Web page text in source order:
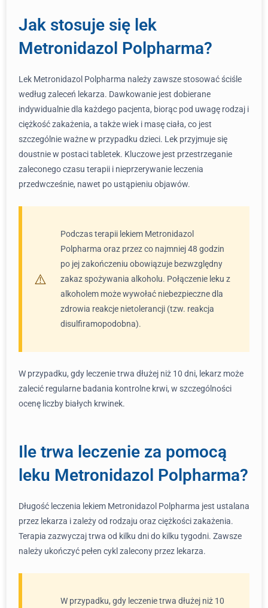
Jak stosuje się lek
Metronidazol Polpharma?
Lek Metronidazol Polpharma należy zawsze stosować ściśle
według zaleceń lekarza. Dawkowanie jest dobierane
indywidualnie dla każdego pacjenta, biorąc pod uwagę rodzaj i
ciężkość zakażenia, a także wiek i masę ciała, co jest
szczególnie ważne w przypadku dzieci. Lek przyjmuje się
doustnie w postaci tabletek. Kluczowe jest przestrzeganie
zaleconego czasu terapii i nieprzerywanie leczenia
przedwcześnie, nawet po ustąpieniu objawów.
Podczas terapii lekiem Metronidazol
Polpharma oraz przez co najmniej 48 godzin
po jej zakończeniu obowiązuje bezwzględny
zakaz spożywania alkoholu. Połączenie leku z
alkoholem może wywołać niebezpieczne dla
zdrowia reakcje nietolerancji (tzw. reakcja
disulfiramopodobna).
W przypadku, gdy leczenie trwa dłużej niż 10 dni, lekarz może
zalecić regularne badania kontrolne krwi, w szczególności
ocenę liczby białych krwinek.
Ile trwa leczenie za pomocą
leku Metronidazol Polpharma?
Długość leczenia lekiem Metronidazol Polpharma jest ustalana
przez lekarza i zależy od rodzaju oraz ciężkości zakażenia.
Terapia zazwyczaj trwa od kilku dni do kilku tygodni. Zawsze
należy ukończyć pełen cykl zalecony przez lekarza.
W przypadku, gdy leczenie trwa dłużej niż 10